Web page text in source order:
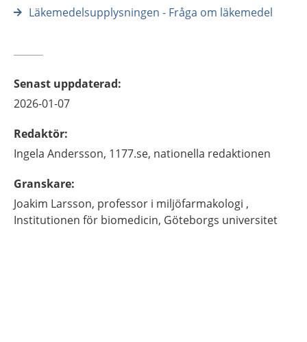
Läkemedelsupplysningen - Fråga om läkemedel
Senast uppdaterad:
2026-01-07
Redaktör:
Ingela Andersson, 1177.se, nationella redaktionen
Granskare:
Joakim Larsson, professor i miljöfarmakologi ,
Institutionen för biomedicin, Göteborgs universitet